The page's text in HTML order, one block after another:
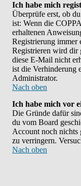
Ich habe mich
Überprüfe erst, ob
ist: Wenn die
erhaltenen
Registrierung immer
Registrieren wird dir
diese E-Mail nicht
ist die Verhinderung
Administrator.
Nach oben
Ich habe mich vor
Die Gründe dafür
du vom Board
Account noch nichts
zu verringern.
Nach oben